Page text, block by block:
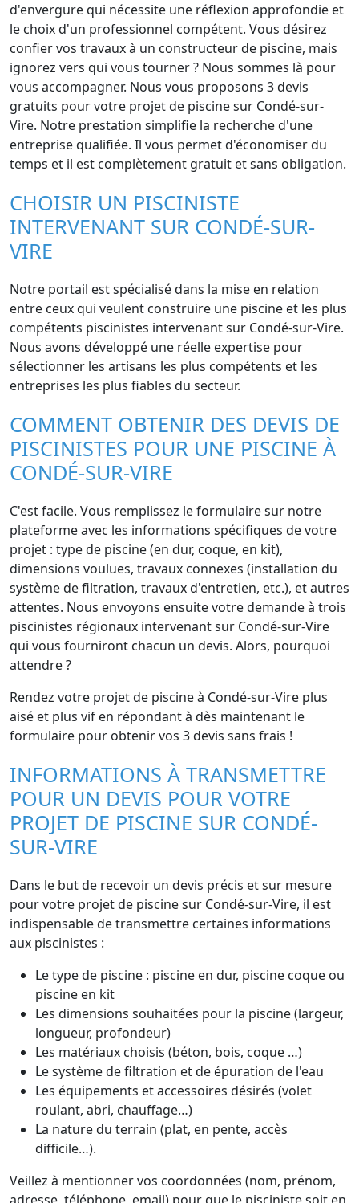
d'envergure qui nécessite une réflexion approfondie et
le choix d'un professionnel compétent. Vous désirez
confier vos travaux à un constructeur de piscine, mais
ignorez vers qui vous tourner ? Nous sommes là pour
vous accompagner. Nous vous proposons 3 devis
gratuits pour votre projet de piscine sur Condé-sur-
Vire. Notre prestation simplifie la recherche d'une
entreprise qualifiée. Il vous permet d'économiser du
temps et il est complètement gratuit et sans obligation.
CHOISIR UN PISCINISTE
INTERVENANT SUR CONDÉ-SUR-
VIRE
Notre portail est spécialisé dans la mise en relation
entre ceux qui veulent construire une piscine et les plus
compétents piscinistes intervenant sur Condé-sur-Vire.
Nous avons développé une réelle expertise pour
sélectionner les artisans les plus compétents et les
entreprises les plus fiables du secteur.
COMMENT OBTENIR DES DEVIS DE
PISCINISTES POUR UNE PISCINE À
CONDÉ-SUR-VIRE
C'est facile. Vous remplissez le formulaire sur notre
plateforme avec les informations spécifiques de votre
projet : type de piscine (en dur, coque, en kit),
dimensions voulues, travaux connexes (installation du
système de filtration, travaux d'entretien, etc.), et autres
attentes. Nous envoyons ensuite votre demande à trois
piscinistes régionaux intervenant sur Condé-sur-Vire
qui vous fourniront chacun un devis. Alors, pourquoi
attendre ?
Rendez votre projet de piscine à Condé-sur-Vire plus
aisé et plus vif en répondant à dès maintenant le
formulaire pour obtenir vos 3 devis sans frais !
INFORMATIONS À TRANSMETTRE
POUR UN DEVIS POUR VOTRE
PROJET DE PISCINE SUR CONDÉ-
SUR-VIRE
Dans le but de recevoir un devis précis et sur mesure
pour votre projet de piscine sur Condé-sur-Vire, il est
indispensable de transmettre certaines informations
aux piscinistes :
Le type de piscine : piscine en dur, piscine coque ou
piscine en kit
Les dimensions souhaitées pour la piscine (largeur,
longueur, profondeur)
Les matériaux choisis (béton, bois, coque …)
Le système de filtration et de épuration de l'eau
Les équipements et accessoires désirés (volet
roulant, abri, chauffage…)
La nature du terrain (plat, en pente, accès
difficile…).
Veillez à mentionner vos coordonnées (nom, prénom,